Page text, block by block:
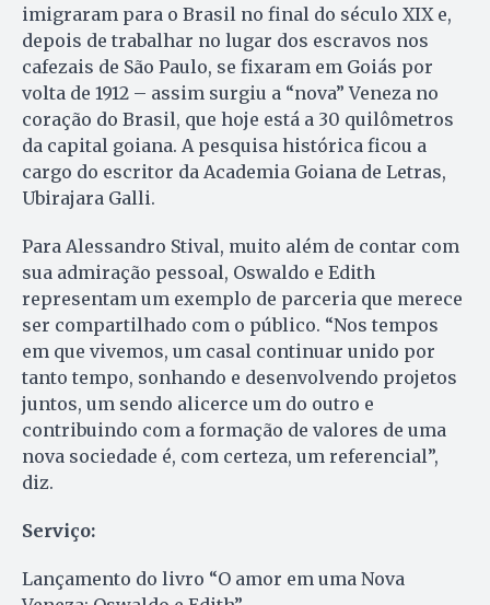
imigraram para o Brasil no final do século XIX e,
depois de trabalhar no lugar dos escravos nos
cafezais de São Paulo, se fixaram em Goiás por
volta de 1912 – assim surgiu a “nova” Veneza no
coração do Brasil, que hoje está a 30 quilômetros
da capital goiana. A pesquisa histórica ficou a
cargo do escritor da Academia Goiana de Letras,
Ubirajara Galli.
Para Alessandro Stival, muito além de contar com
sua admiração pessoal, Oswaldo e Edith
representam um exemplo de parceria que merece
ser compartilhado com o público. “Nos tempos
em que vivemos, um casal continuar unido por
tanto tempo, sonhando e desenvolvendo projetos
juntos, um sendo alicerce um do outro e
contribuindo com a formação de valores de uma
nova sociedade é, com certeza, um referencial”,
diz.
Serviço:
Lançamento do livro “O amor em uma Nova